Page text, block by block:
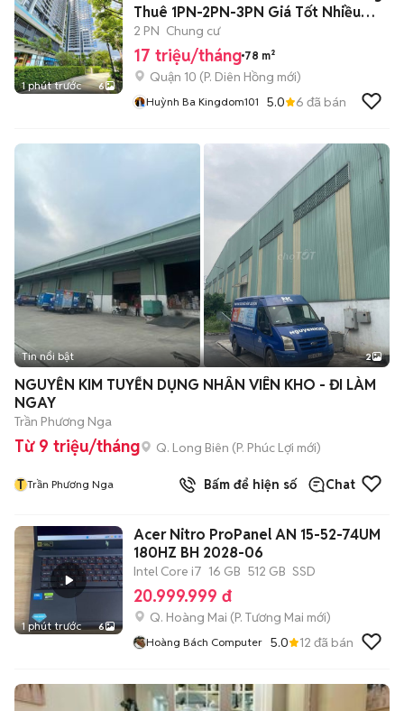
1 phút trước 6
Thuê 1PN-2PN-3PN Giá Tốt Nhiều
Căn
2 PN Chung cư
17 triệu/tháng 78 m²
Quận 10 (P. Diên Hồng mới)
Huỳnh Ba Kingdom101 5.0 6 đã bán
Tin nổi bật 2
NGUYỄN KIM TUYỂN DỤNG NHÂN VIÊN KHO - ĐI LÀM
NGAY
Trần Phương Nga
Từ 9 triệu/tháng Q. Long Biên (P. Phúc Lợi mới)
T Trần Phương Nga Bấm để hiện số Chat
1 phút trước 6
Acer Nitro ProPanel AN 15-52-74UM
180HZ BH 2028-06
Intel Core i7 16 GB 512 GB SSD
20.999.999 đ
Q. Hoàng Mai (P. Tương Mai mới)
Hoàng Bách Computer 5.0 12 đã bán